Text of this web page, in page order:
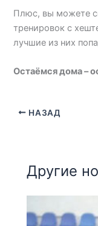
Плюс, вы можете
тренировок с
лучшие из них
Остаёмся дома –
НАЗАД
Другие